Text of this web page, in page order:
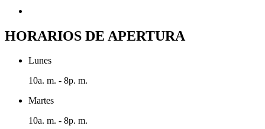
HORARIOS DE APERTURA
Lunes
10a. m. - 8p. m.
Martes
10a. m. - 8p. m.